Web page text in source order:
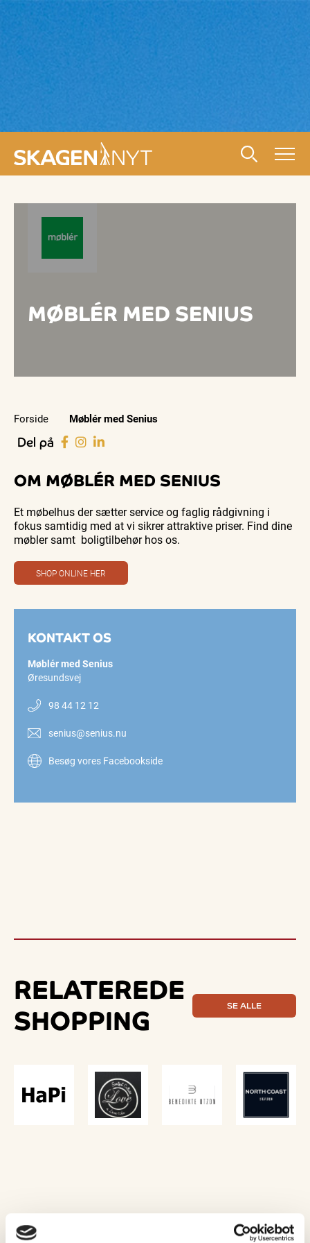
MØBLÉR MED SENIUS
Forside Møblér med Senius
Del på
OM MØBLÉR MED SENIUS
Et møbelhus der sætter service og faglig rådgivning i
fokus samtidig med at vi sikrer attraktive priser. Find dine
møbler samt boligtilbehør hos os.
SHOP ONLINE HER
KONTAKT OS
Møblér med Senius
Øresundsvej
98 44 12 12
senius@senius.nu
Besøg vores Facebookside
RELATEREDE
SHOPPING
SE ALLE